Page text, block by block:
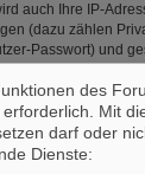
auch Ihre IP-
(dazu zählen
Passwort) und
der „Wer ist
werden.
ist. Jedoch
des
Mit
darf oder
Dienste: